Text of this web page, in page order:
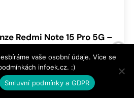
Redmi Note 15 Pro 5G –
Nothing Phone (3):
vaše osobní údaje. Více se
infoek.cz. :)
Smluvní podmínky a GDPR